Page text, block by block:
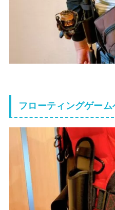
フローティングゲー